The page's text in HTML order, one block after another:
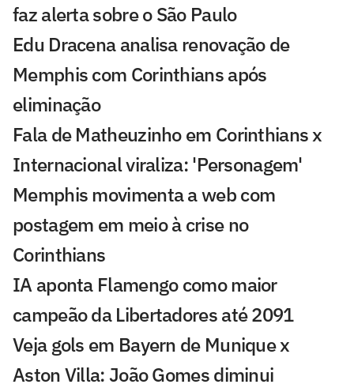
faz alerta sobre o São Paulo
Edu Dracena analisa renovação de
Memphis com Corinthians após
eliminação
Fala de Matheuzinho em Corinthians x
Internacional viraliza: 'Personagem'
Memphis movimenta a web com
postagem em meio à crise no
Corinthians
IA aponta Flamengo como maior
campeão da Libertadores até 2091
Veja gols em Bayern de Munique x
Aston Villa: João Gomes diminui